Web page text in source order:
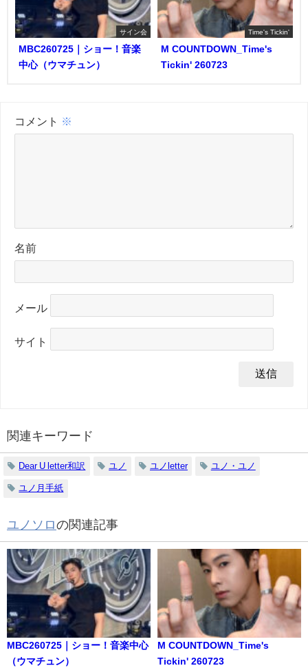
サイン会
MBC260725｜ショー！音楽
中心（ウマチュン）
Time's Tickin'
M COUNTDOWN_Time's
Tickin' 260723
コメント ※
名前
メール
サイト
関連キーワード
Dear U letter和訳 ユノ ユノletter ユノ・ユノ
ユノ月手紙
ユノソロの関連記事
MBC260725｜ショー！音楽中心
（ウマチュン）
M COUNTDOWN_Time's
Tickin' 260723